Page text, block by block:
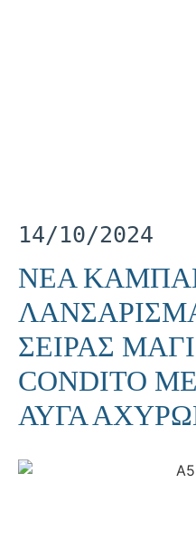
14/10/2024
ΝΕΑ
ΣΕΙΡΑΣ
CONDITO
ΑΥΓΑ